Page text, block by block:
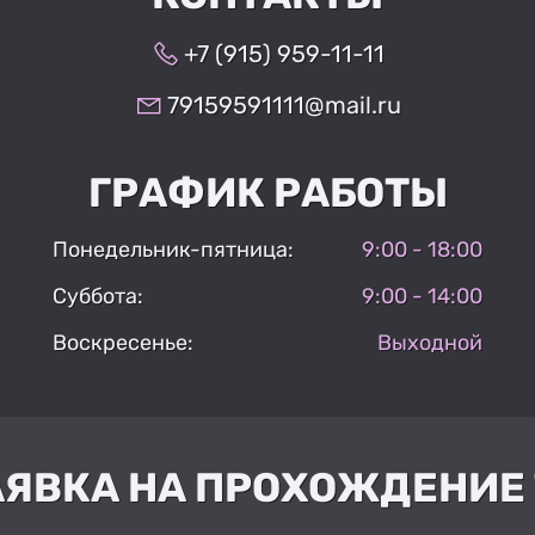
+7 (915) 959-11-11
79159591111@mail.ru
ГРАФИК РАБОТЫ
Понедельник-пятница:
9:00 - 18:00
Суббота:
9:00 - 14:00
Воскресенье:
Выходной
НА ПРОХОЖДЕНИЕ